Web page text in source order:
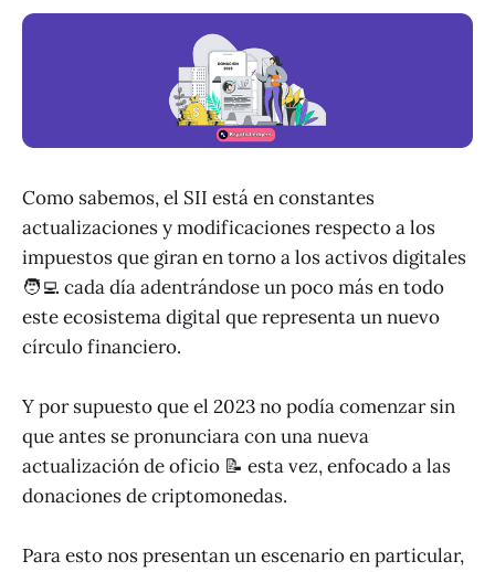
Como sabemos, el SII está en constantes
actualizaciones y modificaciones respecto a los
impuestos que giran en torno a los activos digitales
🧑‍💻 cada día adentrándose un poco más en todo
este ecosistema digital que representa un nuevo
círculo financiero.
Y por supuesto que el 2023 no podía comenzar sin
que antes se pronunciara con una nueva
actualización de oficio 📝 esta vez, enfocado a las
donaciones de criptomonedas.
Para esto nos presentan un escenario en particular,